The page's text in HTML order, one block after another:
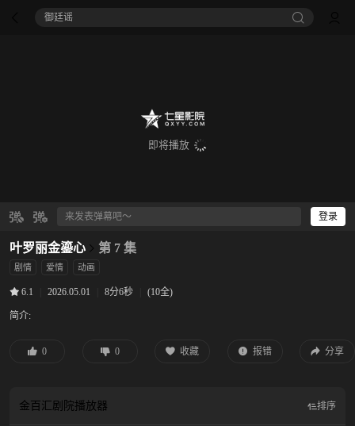
御廷谣‎
即将播放
登录
叶罗丽金鎏心 第 7 集
剧情 爱情 动画
6.1 2026.05.01 8分6秒 (10全)
简介:
0 0 收藏 报错 分享
金百汇剧院播放器 排序